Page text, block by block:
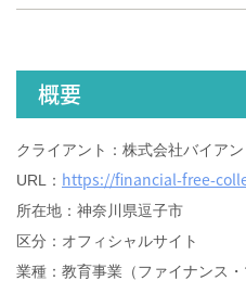
概要
クライアント：株式会社バイア
URL： https://financial-free-
所在地：神奈川県逗子市
区分：オフィシャルサイト
業種：教育事業（ファイナンス・